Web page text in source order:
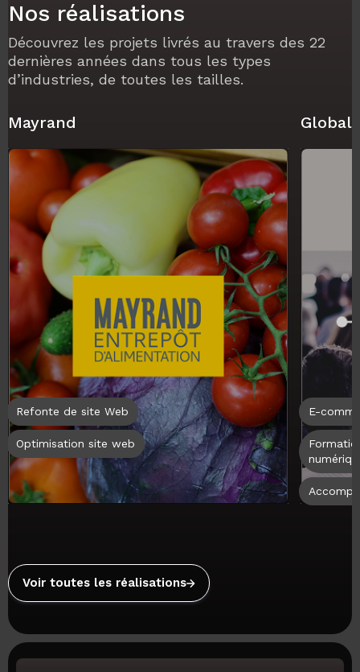
Nos réalisations
Découvrez les projets livrés au travers des 22
dernières années dans tous les types
d’industries, de toutes les tailles.
Mayrand
Refonte de site Web
Optimisation site web
E-
Voir toutes les réalisations